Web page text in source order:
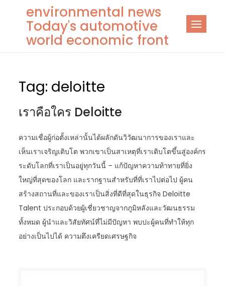
content
environmental news
Today's automotive
world economic front
Tag: deloitte
เราคือใคร Deloitte
ความเชื่อผู้ก่อตั้งเหล่านั้นได้ผลักดันวิวัฒนาการของเราและ
เห็นเราเจริญเติบโต พวกเขาเป็นสาเหตุที่เราเติบโตขึ้นสู่องค์กร
ระดับโลกที่เราเป็นอยู่ทุกวันนี้ – แก้ปัญหาความท้าทายที่ยิ่ง
ใหญ่ที่สุดของโลก และรากฐานสำหรับที่ที่เราไปต่อไป ผู้คน
สร้างสถานที่และของเราเป็นสิ่งที่ดีที่สุดในธุรกิจ Deloitte
Talent ประกอบด้วยผู้เชี่ยวชาญจากภูมิหลังและวัฒนธรรม
ทั้งหมด ผู้นำและวิสัยทัศน์ที่ไม่มีปัญหา พบปะผู้คนที่ทำให้ทุก
อย่างเป็นไปได้ ความตึงเครียดเศรษฐกิจ